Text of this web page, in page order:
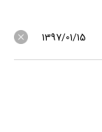
1397/01/15